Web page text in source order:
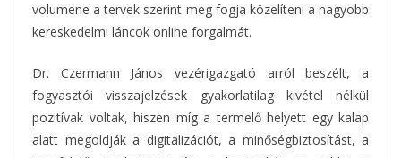
volumene a tervek szerint meg fogja közelíteni a nagyobb
kereskedelmi láncok online forgalmát.
Dr. Czermann János vezérigazgató arról beszélt, a
fogyasztói visszajelzések gyakorlatilag kivétel nélkül
pozitívak voltak, hiszen míg a termelő helyett egy kalap
alatt megoldják a digitalizációt, a minőségbiztosítást, a